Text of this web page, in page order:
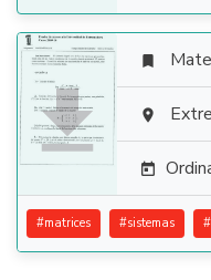




#matrices #sistemas #